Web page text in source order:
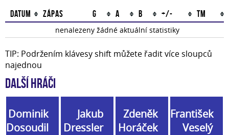
Datum Zápas G A B +/- TM
nenalezeny žádné aktuální statistiky
TIP: Podržením klávesy shift můžete řadit více sloupců
najednou
Další hráči
Dominik
Dosoudil
Jakub
Dressler
Zdeněk
Horáček
František
Veselý